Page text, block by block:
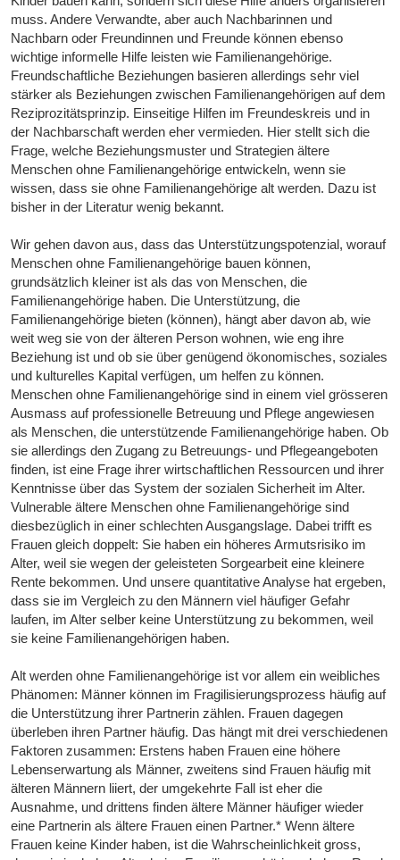
muss. Andere Verwandte, aber auch Nachbarinnen und
Nachbarn oder Freundinnen und Freunde können ebenso
wichtige informelle Hilfe leisten wie Familienangehörige.
Freundschaftliche Beziehungen basieren allerdings sehr viel
stärker als Beziehungen zwischen Familienangehörigen auf dem
Reziprozitätsprinzip. Einseitige Hilfen im Freundeskreis und in
der Nachbarschaft werden eher vermieden. Hier stellt sich die
Frage, welche Beziehungsmuster und Strategien ältere
Menschen ohne Familienangehörige entwickeln, wenn sie
wissen, dass sie ohne Familienangehörige alt werden. Dazu ist
bisher in der Literatur wenig bekannt.
Wir gehen davon aus, dass das Unterstützungspotenzial, worauf
Menschen ohne Familienangehörige bauen können,
grundsätzlich kleiner ist als das von Menschen, die
Familienangehörige haben. Die Unterstützung, die
Familienangehörige bieten (können), hängt aber davon ab, wie
weit weg sie von der älteren Person wohnen, wie eng ihre
Beziehung ist und ob sie über genügend ökonomisches, soziales
und kulturelles Kapital verfügen, um helfen zu können.
Menschen ohne Familienangehörige sind in einem viel grösseren
Ausmass auf professionelle Betreuung und Pflege angewiesen
als Menschen, die unterstützende Familienangehörige haben. Ob
sie allerdings den Zugang zu Betreuungs- und Pflegeangeboten
finden, ist eine Frage ihrer wirtschaftlichen Ressourcen und ihrer
Kenntnisse über das System der sozialen Sicherheit im Alter.
Vulnerable ältere Menschen ohne Familienangehörige sind
diesbezüglich in einer schlechten Ausgangslage. Dabei trifft es
Frauen gleich doppelt: Sie haben ein höheres Armutsrisiko im
Alter, weil sie wegen der geleisteten Sorgearbeit eine kleinere
Rente bekommen. Und unsere quantitative Analyse hat ergeben,
dass sie im Vergleich zu den Männern viel häufiger Gefahr
laufen, im Alter selber keine Unterstützung zu bekommen, weil
sie keine Familienangehörigen haben.
Alt werden ohne Familienangehörige ist vor allem ein weibliches
Phänomen: Männer können im Fragilisierungsprozess häufig auf
die Unterstützung ihrer Partnerin zählen. Frauen dagegen
überleben ihren Partner häufig. Das hängt mit drei verschiedenen
Faktoren zusammen: Erstens haben Frauen eine höhere
Lebenserwartung als Männer, zweitens sind Frauen häufig mit
älteren Männern liiert, der umgekehrte Fall ist eher die
Ausnahme, und drittens finden ältere Männer häufiger wieder
eine Partnerin als ältere Frauen einen Partner.* Wenn ältere
Frauen keine Kinder haben, ist die Wahrscheinlichkeit gross,